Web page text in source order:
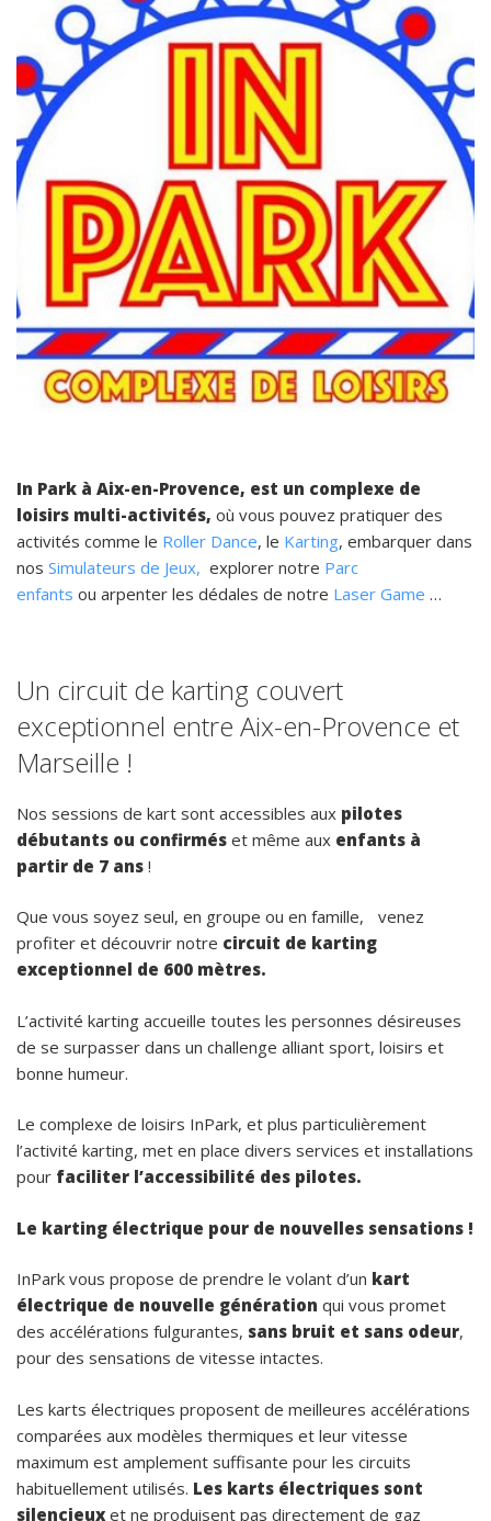
In Park à Aix-en-Provence, est un complexe de
loisirs multi-activités, où vous pouvez pratiquer des
activités comme le Roller Dance, le Karting, embarquer dans
nos Simulateurs de Jeux, explorer notre Parc
enfants ou arpenter les dédales de notre Laser Game …
Un circuit de karting couvert
exceptionnel entre Aix-en-Provence et
Marseille !
Nos sessions de kart sont accessibles aux pilotes
débutants ou confirmés et même aux enfants à
partir de 7 ans !
Que vous soyez seul, en groupe ou en famille, venez
profiter et découvrir notre circuit de karting
exceptionnel de 600 mètres.
L’activité karting accueille toutes les personnes désireuses
de se surpasser dans un challenge alliant sport, loisirs et
bonne humeur.
Le complexe de loisirs InPark, et plus particulièrement
l’activité karting, met en place divers services et installations
pour faciliter l’accessibilité des pilotes.
Le karting électrique pour de nouvelles sensations !
InPark vous propose de prendre le volant d’un kart
électrique de nouvelle génération qui vous promet
des accélérations fulgurantes, sans bruit et sans odeur,
pour des sensations de vitesse intactes.
Les karts électriques proposent de meilleures accélérations
comparées aux modèles thermiques et leur vitesse
maximum est amplement suffisante pour les circuits
habituellement utilisés. Les karts électriques sont
silencieux et ne produisent pas directement de gaz